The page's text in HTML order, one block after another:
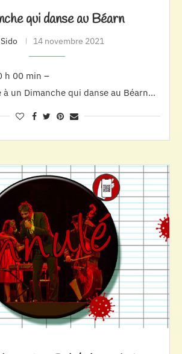
qui danse au Béarn
Sido 14 novembre 2021
h 00 min –
à un Dimanche qui danse au Béarn…